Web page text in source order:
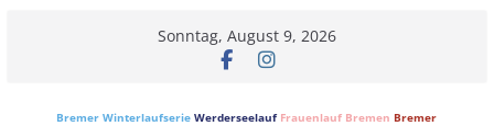
Sonntag, August 9, 2026
Bremer Winterlaufserie Werderseelauf Frauenlauf Bremen Bremer